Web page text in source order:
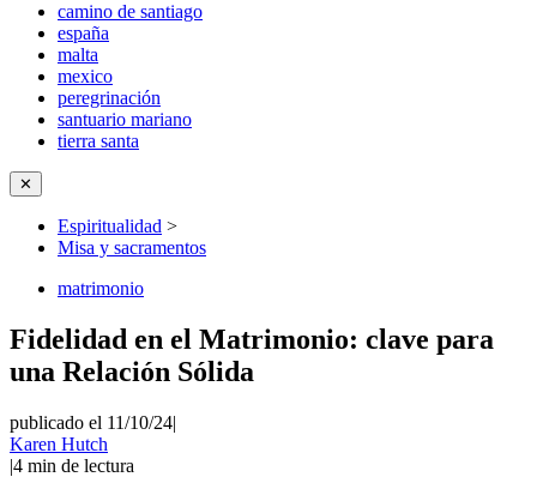
camino de santiago
españa
malta
mexico
peregrinación
santuario mariano
tierra santa
✕
Espiritualidad >
Misa y sacramentos
matrimonio
Fidelidad en el Matrimonio: clave para
una Relación Sólida
publicado el 11/10/24|
Karen Hutch
|4 min de lectura